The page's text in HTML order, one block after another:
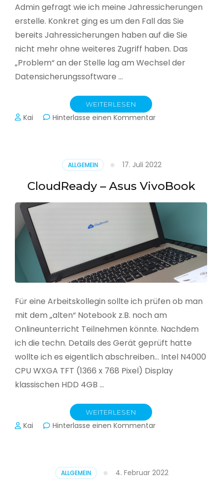
Admin gefragt wie ich meine Jahressicherungen
erstelle. Konkret ging es um den Fall das Sie
bereits Jahressicherungen haben auf die Sie
nicht mehr ohne weiteres Zugriff haben. Das
„Problem“ an der Stelle lag am Wechsel der
Datensicherungssoftware …
WEITERLESEN
Kai Hinterlasse einen Kommentarzu
Jahressicherung
ALLGEMEIN 17. Juli 2022
CloudReady – Asus VivoBook
Für eine Arbeitskollegin sollte ich prüfen ob man
mit dem „alten“ Notebook z.B. noch am
Onlineunterricht Teilnehmen könnte. Nachdem
ich die techn. Details des Gerät geprüft hatte
wollte ich es eigentlich abschreiben… Intel N4000
CPU WXGA TFT (1366 x 768 Pixel) Display
klassischen HDD 4GB …
WEITERLESEN
Kai Hinterlasse einen Kommentarzu
ALLGEMEIN 4. Februar 2022